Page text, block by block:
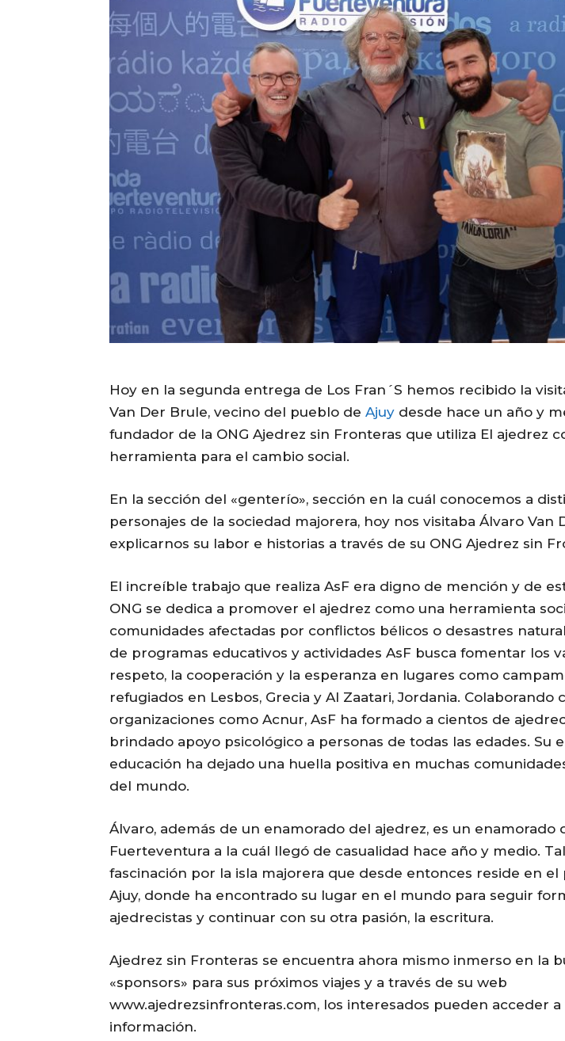
Hoy en la segunda entrega de Los Fran´S hemos recibido la
Van Der Brule, vecino del pueblo de Ajuy desde hace un año y
fundador de la ONG Ajedrez sin Fronteras que utiliza El ajedrez
herramienta para el cambio social.
En la sección del «genterío», sección en la cuál conocemos a
personajes de la sociedad majorera, hoy nos visitaba Álvaro Van
explicarnos su labor e historias a través de su ONG Ajedrez sin
El increíble trabajo que realiza AsF era digno de mención y de
ONG se dedica a promover el ajedrez como una herramienta
comunidades afectadas por conflictos bélicos o desastres
de programas educativos y actividades AsF busca fomentar los
respeto, la cooperación y la esperanza en lugares como
refugiados en Lesbos, Grecia y Al Zaatari, Jordania. Colaborando
organizaciones como Acnur, AsF ha formado a cientos de
brindado apoyo psicológico a personas de todas las edades. Su
educación ha dejado una huella positiva en muchas
del mundo.
Álvaro, además de un enamorado del ajedrez, es un enamorado
Fuerteventura a la cuál llegó de casualidad hace año y medio.
fascinación por la isla majorera que desde entonces reside en el
Ajuy, donde ha encontrado su lugar en el mundo para seguir
ajedrecistas y continuar con su otra pasión, la escritura.
Ajedrez sin Fronteras se encuentra ahora mismo inmerso en la
«sponsors» para sus próximos viajes y a través de su web
www.ajedrezsinfronteras.com, los interesados pueden acceder a
información.